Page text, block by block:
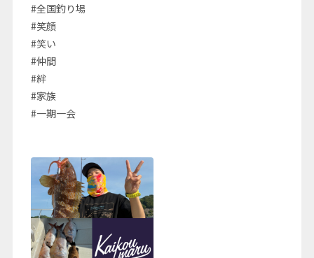
#全国釣り場
#笑顔
#笑い
#仲間
#絆
#家族
#一期一会